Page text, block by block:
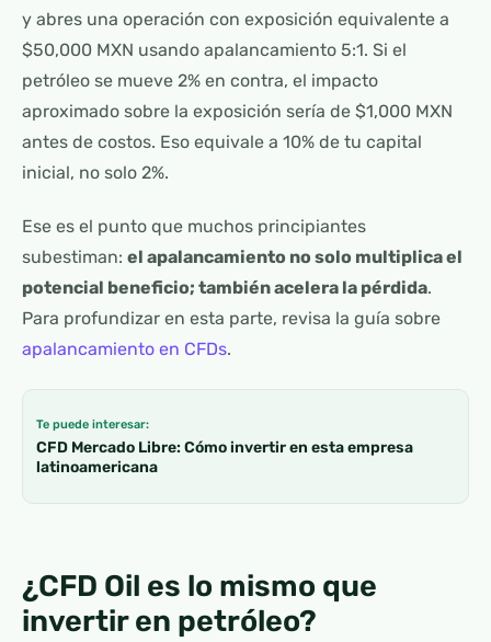
y abres una operación con exposición equivalente a
$50,000 MXN usando apalancamiento 5:1. Si el
petróleo se mueve 2% en contra, el impacto
aproximado sobre la exposición sería de $1,000 MXN
antes de costos. Eso equivale a 10% de tu capital
inicial, no solo 2%.
Ese es el punto que muchos principiantes
subestiman: el apalancamiento no solo multiplica el
potencial beneficio; también acelera la pérdida.
Para profundizar en esta parte, revisa la guía sobre
apalancamiento en CFDs.
Te puede interesar:
CFD Mercado Libre: Cómo invertir en esta empresa
latinoamericana
¿CFD Oil es lo mismo que
invertir en petróleo?